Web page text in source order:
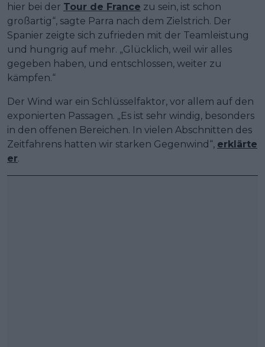
hier bei der Tour de France zu sein, ist schon
großartig“, sagte Parra nach dem Zielstrich. Der
Spanier zeigte sich zufrieden mit der Teamleistung
und hungrig auf mehr. „Glücklich, weil wir alles
gegeben haben, und entschlossen, weiter zu
kämpfen.“
Der Wind war ein Schlüsselfaktor, vor allem auf den
exponierten Passagen. „Es ist sehr windig, besonders
in den offenen Bereichen. In vielen Abschnitten des
Zeitfahrens hatten wir starken Gegenwind“, erklärte
er.